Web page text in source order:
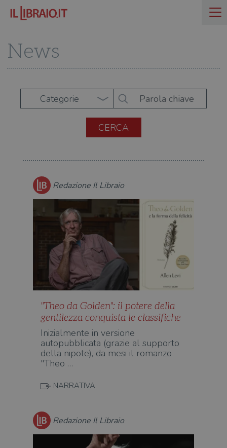
News
Categorie
Redazione Il Libraio
"Theo da Golden": il potere della
gentilezza conquista le classifiche
Inizialmente in versione
autopubblicata (grazie al supporto
della nipote), da mesi il romanzo
"Theo …
NARRATIVA
Redazione Il Libraio